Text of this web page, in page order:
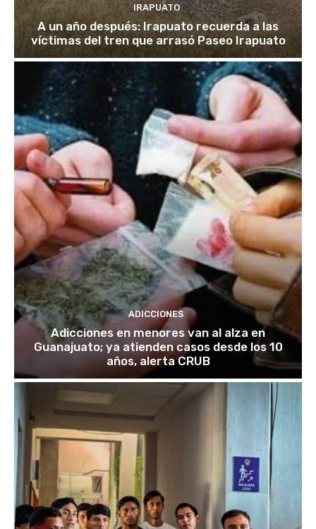
IRAPUATO
A un año después: Irapuato recuerda a las
víctimas del tren que arrasó Paseo Irapuato
ADICCIONES
Adicciones en menores van al alza en
Guanajuato; ya atienden casos desde los 10
años, alerta CRUB